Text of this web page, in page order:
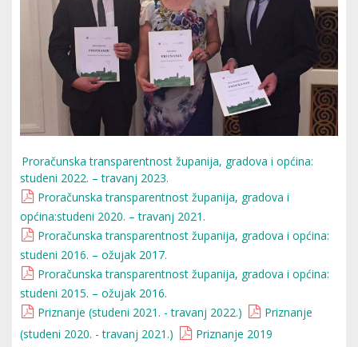
Proračunska transparentnost županija, gradova i općina:
studeni 2022. – travanj 2023.
Proračunska transparentnost županija, gradova i
općina:studeni 2020. – travanj 2021.
Proračunska transparentnost županija, gradova i općina:
studeni 2016. – ožujak 2017.
Proračunska transparentnost županija, gradova i općina:
studeni 2015. – ožujak 2016.
Priznanje (studeni 2021. - travanj 2022.)
Priznanje
(studeni 2020. - travanj 2021.)
Priznanje 2019